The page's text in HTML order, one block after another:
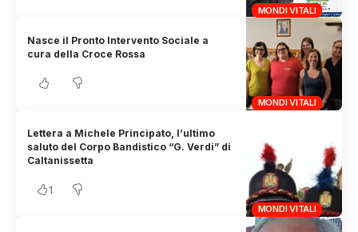
MONDI VITALI
MONDI VITALI
Nasce il Pronto Intervento Sociale a
cura della Croce Rossa
MONDI VITALI
Lettera a Michele Principato, l’ultimo
saluto del Corpo Bandistico “G. Verdi” di
Caltanissetta
1